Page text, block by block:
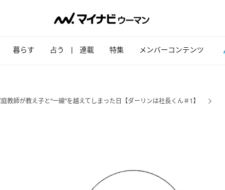
暮らす 占う 連載 特集 メンバーコンテンツ
教師が教え子と“一線”を越えてしまった日【ダーリンは社長くん＃1】